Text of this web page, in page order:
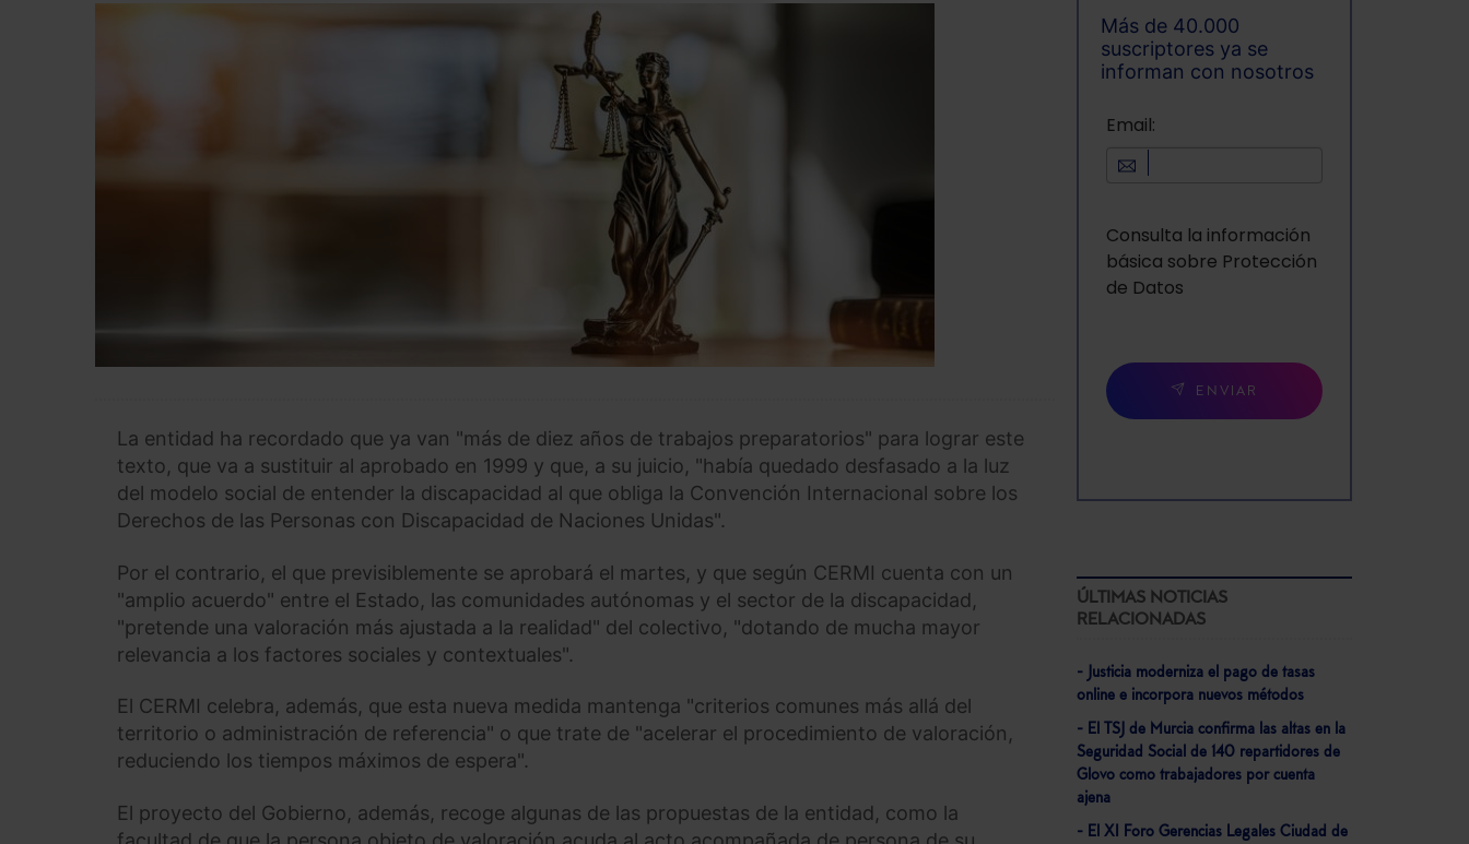
La entidad ha recordado que ya van "más de diez años de trabajos preparatorios" para lograr este
texto, que va a sustituir al aprobado en 1999 y que, a su juicio, "había quedado desfasado a la luz
del modelo social de entender la discapacidad al que obliga la Convención Internacional sobre los
Derechos de las Personas con Discapacidad de Naciones Unidas".
Por el contrario, el que previsiblemente se aprobará el martes, y que según CERMI cuenta con un
"amplio acuerdo" entre el Estado, las comunidades autónomas y el sector de la discapacidad,
"pretende una valoración más ajustada a la realidad" del colectivo, "dotando de mucha mayor
relevancia a los factores sociales y contextuales".
El CERMI celebra, además, que esta nueva medida mantenga "criterios comunes más allá del
territorio o administración de referencia" o que trate de "acelerar el procedimiento de valoración,
reduciendo los tiempos máximos de espera".
El proyecto del Gobierno, además, recoge algunas de las propuestas de la entidad, como la
Más de 40.000
suscriptores ya se
informan con nosotros
Email:
Consulta la información
básica sobre Protección
de Datos
ENVIAR
ÚLTIMAS NOTICIAS
RELACIONADAS
- Justicia moderniza el pago de tasas
online e incorpora nuevos métodos
- El TSJ de Murcia confirma las altas en la
Seguridad Social de 140 repartidores de
Glovo como trabajadores por cuenta
ajena
- El XI Foro Gerencias Legales Ciudad de